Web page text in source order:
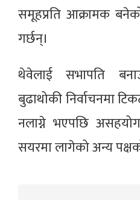
समूहप्रति आक्रामक
गर्छन्।
थेवेलाई सभापति
बुढाथोकी निर्वाचनमा
नलाग्ने भएपछि
सयरमा लागेको अन्य